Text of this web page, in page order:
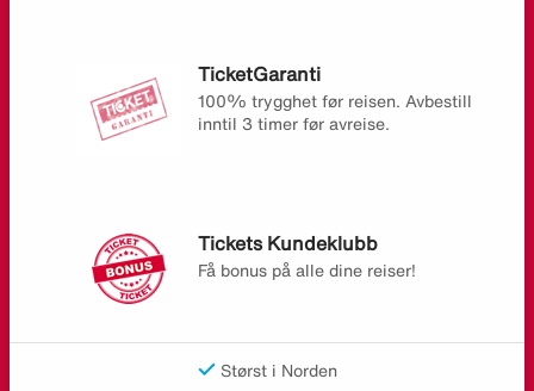
TicketGaranti
100% trygghet før reisen. Avbestill
inntil 3 timer før avreise.
Tickets Kundeklubb
Få bonus på alle dine reiser!
Størst i Norden